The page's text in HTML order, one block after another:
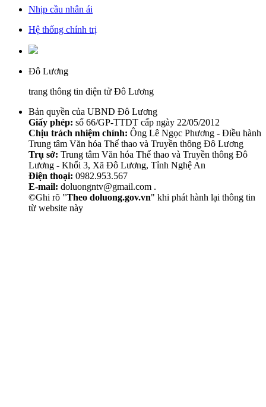
Nhịp cầu nhân ái
Hệ thống chính trị
Đô Lương
trang thông tin điện tử Đô Lương
Bản quyền của UBND Đô Lương
Giấy phép: số 66/GP-TTDT cấp ngày 22/05/2012
Chịu trách nhiệm chính: Ông Lê Ngọc Phương - Điều hành
Trung tâm Văn hóa Thể thao và Truyền thông Đô Lương
Trụ sở: Trung tâm Văn hóa Thể thao và Truyền thông Đô
Lương - Khối 3, Xã Đô Lương, Tỉnh Nghệ An
Điện thoại: 0982.953.567
E-mail: doluongntv@gmail.com .
©Ghi rõ "Theo doluong.gov.vn" khi phát hành lại thông tin
từ website này